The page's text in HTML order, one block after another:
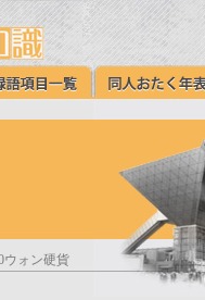
ウォン硬貨